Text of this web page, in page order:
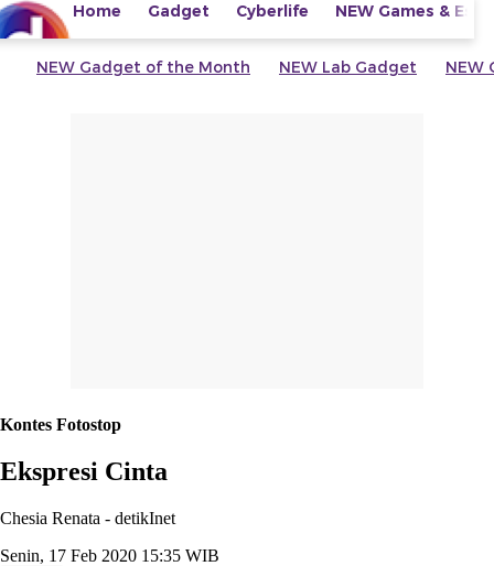
Home Gadget Cyberlife NEW Games &
NEW Gadget of the Month NEW Lab Gadget NEW
Kontes Fotostop
Ekspresi Cinta
Chesia Renata - detikInet
Senin, 17 Feb 2020 15:35 WIB